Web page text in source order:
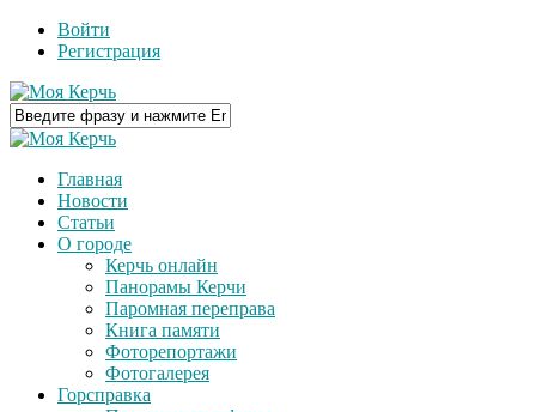
Войти
Регистрация
Главная
Новости
Статьи
О городе
Керчь онлайн
Панорамы Керчи
Паромная переправа
Книга памяти
Фоторепортажи
Фотогалерея
Горсправка